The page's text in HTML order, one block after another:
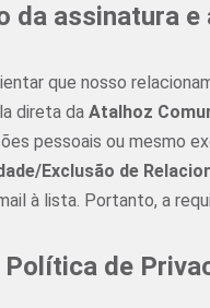
da assinatura
que nosso
direta da Atalhoz
pessoais ou mesmo
Exclusão de
à lista. Portanto, a
Política de